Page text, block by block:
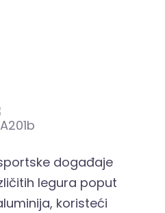
događaje
legura poput
koristeći